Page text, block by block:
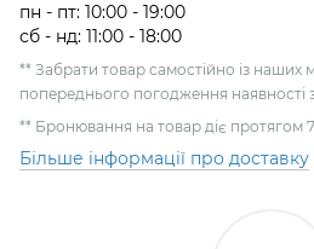
пн - пт: 10:00 - 19:00
сб - нд: 11:00 - 18:00
** Забрати товар самостійно із наших
попереднього погодження
** Бронювання на товар діє протягом
Більше інформації про доставку